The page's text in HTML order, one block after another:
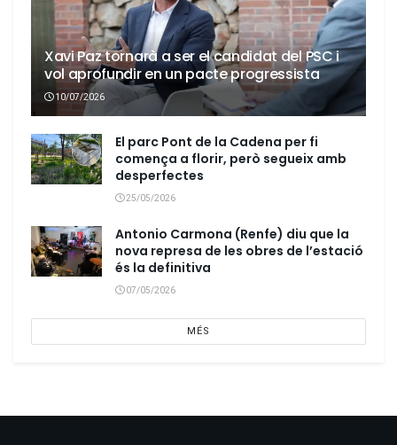
Xavi Paz tornarà a ser el candidat del PSC i
vol aprofundir en un pacte progressista
10/07/2026
El parc Pont de la Cadena per fi
comença a florir, però segueix amb
desperfectes
25/05/2026
Antonio Carmona (Renfe) diu que la
nova represa de les obres de l’estació
és la definitiva
07/05/2026
MÉS